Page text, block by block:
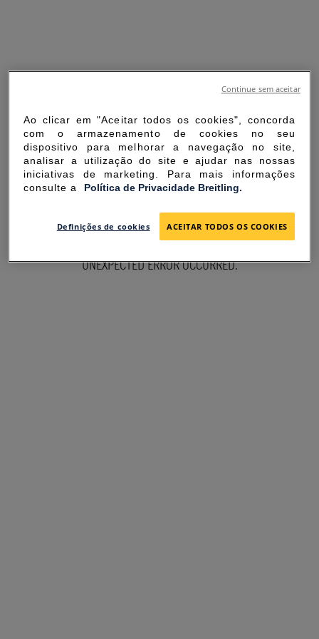
SORRY FOR THE
INCONVENIENCE
UNEXPECTED ERROR OCCURRED.
Ao clicar em "Aceitar todos os cookies", concorda
com o armazenamento de cookies no seu
dispositivo para melhorar a navegação no site,
analisar a utilização do site e ajudar nas nossas
iniciativas de marketing. Para mais informações
consulte a
Política de Privacidade Breitling.
Definições de cookies ACEITAR TODOS OS COOKIES
Continue sem aceitar